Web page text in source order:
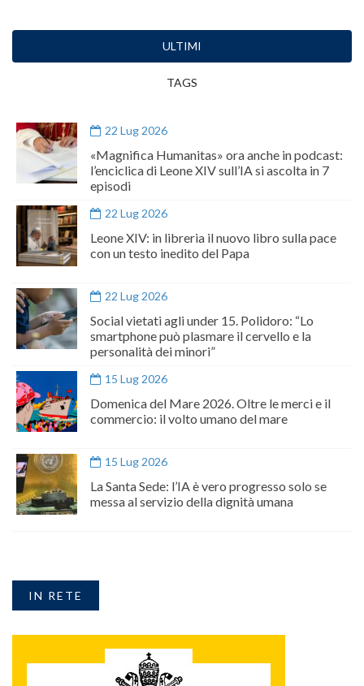
ULTIMI
TAGS
22 Lug 2026
«Magnifica Humanitas» ora anche in podcast:
l’enciclica di Leone XIV sull’IA si ascolta in 7
episodi
22 Lug 2026
Leone XIV: in libreria il nuovo libro sulla pace
con un testo inedito del Papa
22 Lug 2026
Social vietati agli under 15. Polidoro: “Lo
smartphone può plasmare il cervello e la
personalità dei minori”
15 Lug 2026
Domenica del Mare 2026. Oltre le merci e il
commercio: il volto umano del mare
15 Lug 2026
La Santa Sede: l’IA è vero progresso solo se
messa al servizio della dignità umana
IN RETE